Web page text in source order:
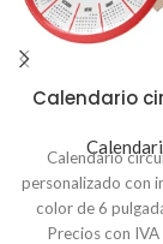
Calendario
Calendario
personalizado con
color de 6
Precios con